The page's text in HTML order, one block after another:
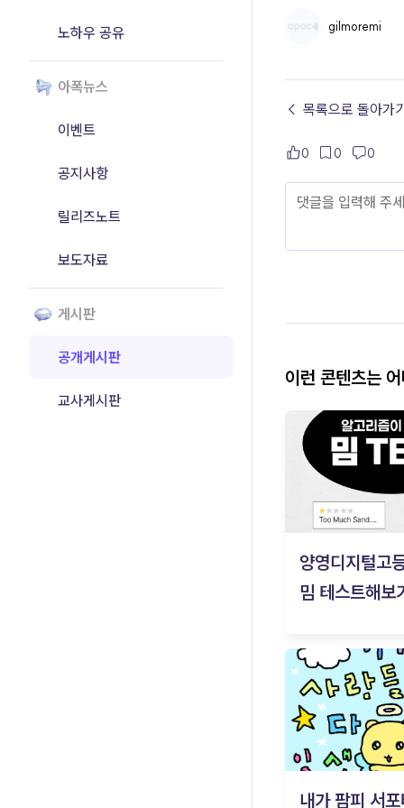
노하우 공유
아폭뉴스
이벤트
공지사항
릴리즈노트
보도자료
게시판
공개게시판
교사게시판
gilmoremi
← 목록으로 돌아가기
0 0 0
이런 콘텐츠는
양영디지털고
밈 테스트해보
내가 팜피 서